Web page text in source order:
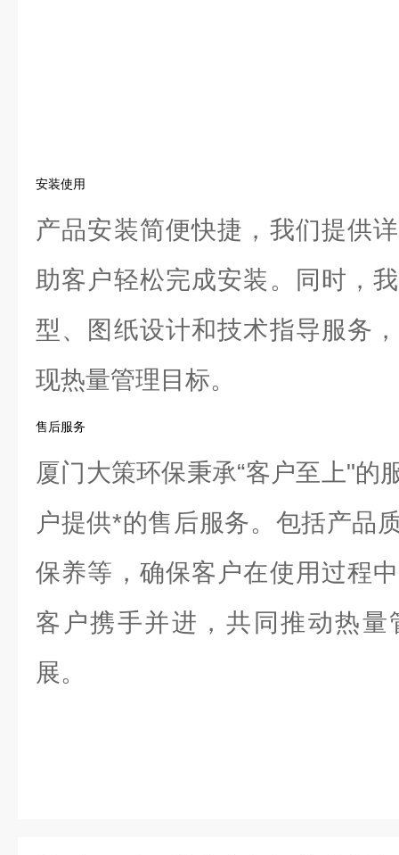
安装使用
产品安装简便快捷，我们提供
助客户轻松完成安装。同时，
型、图纸设计和技术指导服务
现热量管理目标。
售后服务
厦门大策环保秉承“客户至上"的
户提供*的售后服务。包括产品
保养等，确保客户在使用过程
客户携手并进，共同推动热
展。